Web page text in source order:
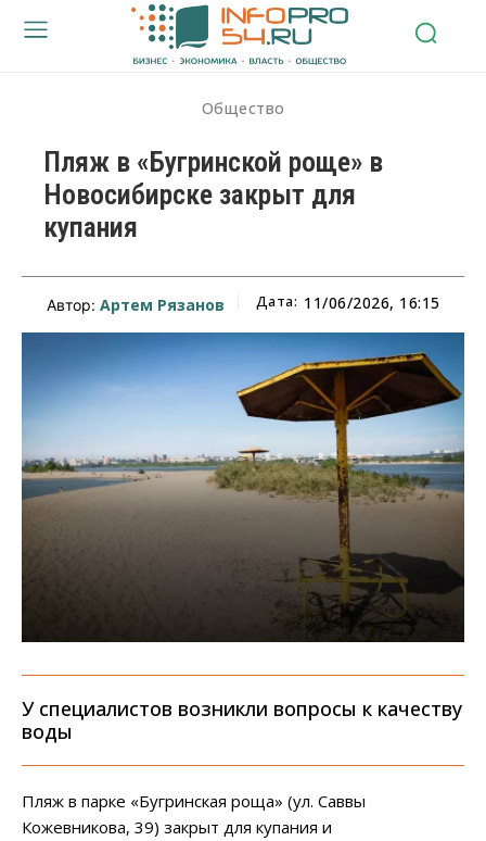
Общество
Пляж в «Бугринской роще» в
Новосибирске закрыт для
купания
Автор: Артем Рязанов Дата: 11/06/2026, 16:15
У специалистов возникли вопросы к качеству
воды
Пляж в парке «Бугринская роща» (ул. Саввы
Кожевникова, 39) закрыт для купания и